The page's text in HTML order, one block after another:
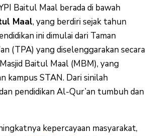
Baitul Maal berada di bawah
Maal, yang berdiri sejak tahun
ini dimulai dari Taman
(TPA) yang diselenggarakan secara
Baitul Maal (MBM), yang
kampus STAN. Dari sinilah
pendidikan Al-Qur’an tumbuh dan
kepercayaan masyarakat,